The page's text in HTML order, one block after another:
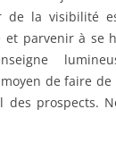
de la visibilité
et parvenir à se
de faire
des prospects.